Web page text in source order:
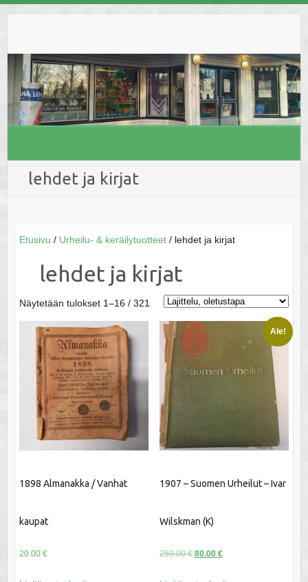
lehdet ja kirjat
Etusivu / Urheilu- & keräilytuotteet/ lehdet ja kirjat
lehdet ja kirjat
Näytetään tulokset 1–16 / 321
1898 Almanakka / Vanhat
kaupat
20.00 €
Ale!
1907 – Suomen Urheilut – Ivar
Wilskman (K)
250.00€ Alkuperäinen
80.00 €Nykyinen